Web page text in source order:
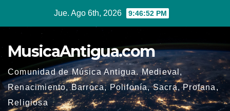
Jue. Ago 6th, 2026 9:46:53 PM
MusicaAntigua.com
Comunidad de Música Antigua. Medieval,
Renacimiento, Barroca, Polifonía, Sacra, Profana,
Religiosa